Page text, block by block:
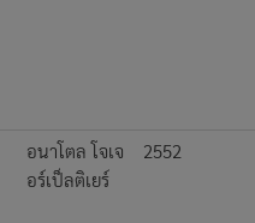
อนาโตล โจเจ
อร์เป็ลติเยร์
2552